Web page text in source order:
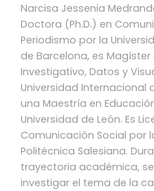
Narcisa Jessenia
Doctora (Ph.D.) en
Periodismo por la
de Barcelona, es Magíster
Investigativo, Datos y
Universidad Internacional
una Maestría en
Universidad de León. Es
Comunicación Social por
Politécnica Salesiana.
trayectoria académica,
investigar el tema de la